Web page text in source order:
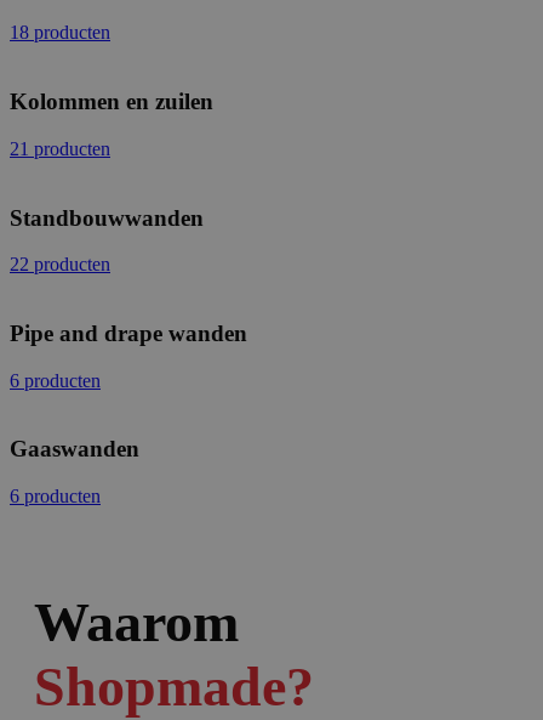
18 producten
Kolommen en zuilen
21 producten
Standbouwwanden
22 producten
Pipe and drape wanden
6 producten
Gaaswanden
6 producten
Waarom
Shopmade?